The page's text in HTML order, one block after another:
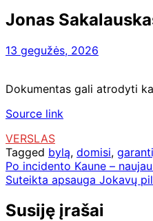
Jonas
13 gegužės, 2026
Dokumentas gali atrodyti
Source link
VERSLAS
Tagged bylą, domisi,
Navigacija
tarp
įrašų
Po incidento Kaune –
Suteikta apsauga Jokavų
Susiję įrašai